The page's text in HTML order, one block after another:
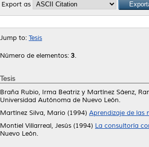
Export as
Jump to: Tesis
Número de elementos: 3.
Tesis
Braña Rubio, Irma Beatriz y Martínez Sáenz,
Universidad Autónoma de Nuevo León.
Martínez Silva, Mario (1994) Aprendizaje de las
Montiel Villarreal, Jesús (1994) La consultoría
Nuevo León.